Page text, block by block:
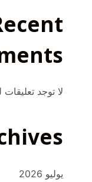
لا توجد
يوليو 2026